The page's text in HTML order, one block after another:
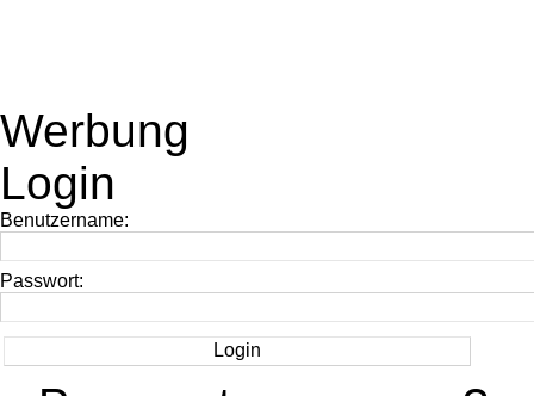
Werbung
Login
Benutzername:
Passwort: